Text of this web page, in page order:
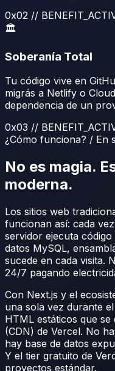
0x02 //
🏛️
Soberanía Total
Tu código vive en
migrás a Netlify o
dependencia de un
0x03 //
¿Cómo funciona? / En
No es magia.
moderna.
Los sitios web
funcionan así: cada
servidor ejecuta código
datos MySQL,
sucede en cada visita.
24/7 pagando
Con Next.js y el
una sola vez durante
HTML estáticos que
(CDN) de Vercel. No
hay base de datos
Y el tier gratuito de
proyectos estándar.